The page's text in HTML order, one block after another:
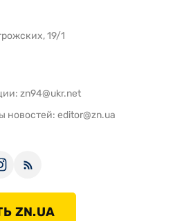
19/1
zn94@ukr.net
новостей: editor@zn.ua
ZN.UA